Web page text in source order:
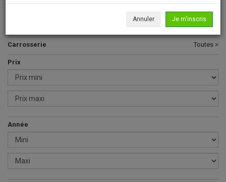
Tous >
Carrosserie Toutes >
Prix
Année
Annuler Je m'inscris